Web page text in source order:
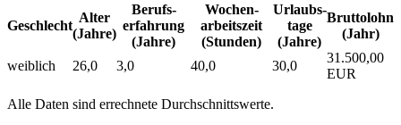
Geschlecht
Alter
(Jahre)
Berufs­
erfahrung
(Jahre)
Wochen­
arbeitszeit
(Stunden)
Urlaubs­
tage
(Jahre)
Bruttolohn
(Jahr)
weiblich 26,0 3,0 40,0 30,0
31.500,00
EUR
Alle Daten sind errechnete Durchschnittswerte.